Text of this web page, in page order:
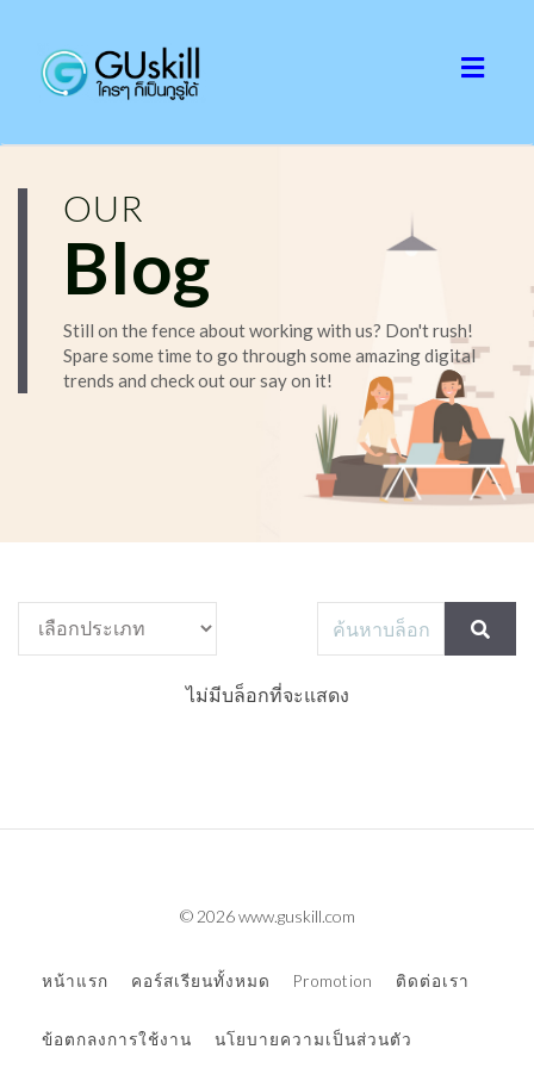
Toggle
OUR
Blog
Still on the fence about working with us? Don't rush!
Spare some time to go through some amazing digital
trends and check out our say on it!
ไม่มีบล็อกที่จะแสดง
© 2026 www.guskill.com
หน้าแรก คอร์สเรียนทั้งหมด Promotion ติดต่อเรา
ข้อตกลงการใช้งาน นโยบายความเป็นส่วนตัว